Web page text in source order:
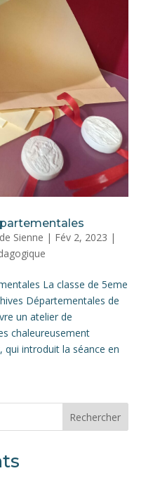
Sienne | Fév 2, 2023 |
La classe de 5eme
Départementales de
un atelier de
chaleureusement
qui introduit la séance en
Rechercher